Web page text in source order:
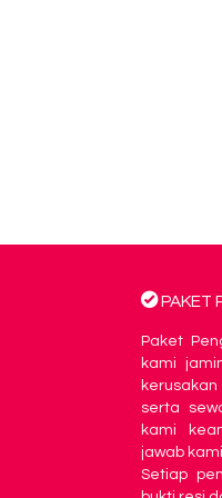
PAKET
Paket
kami
serta
kami
jawab
Setiap